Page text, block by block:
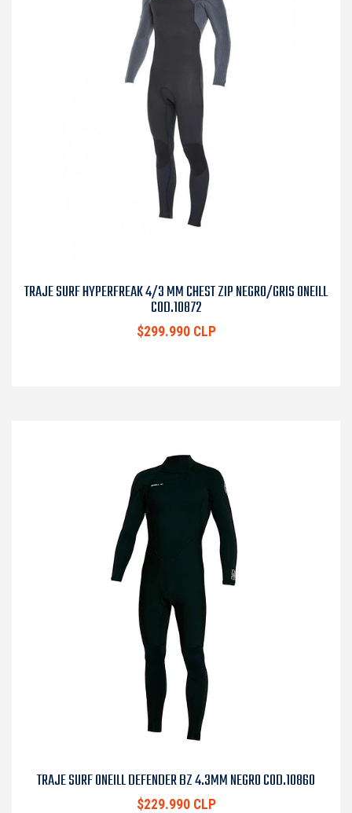
TRAJE SURF HYPERFREAK 4/3 MM CHEST ZIP NEGRO/GRIS ONEILL
COD.10872
$299.990 CLP
TRAJE SURF ONEILL DEFENDER BZ 4.3MM NEGRO COD.10860
$229.990 CLP